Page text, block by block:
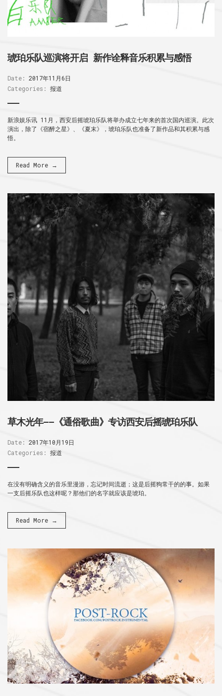
琥珀乐队巡演将开启 新作诠释音乐积累与感悟
Date: 2017年11月6日
Categories: 报道
新浪娱乐讯 11月，西安后摇琥珀乐队将举办成立七年来的首次国内巡演。此次
演出，除了《宿醉之星》、《夏末》，琥珀乐队也准备了新作品和其积累与感
悟。
Read More →
草木光年——《通俗歌曲》专访西安后摇琥珀乐队
Date: 2017年10月19日
Categories: 报道
在没有明确含义的音乐里漫游，忘记时间流逝；这是后摇狗常干的的事。如果
一支后摇乐队也这样呢？那他们的名字就应该是琥珀。
Read More →